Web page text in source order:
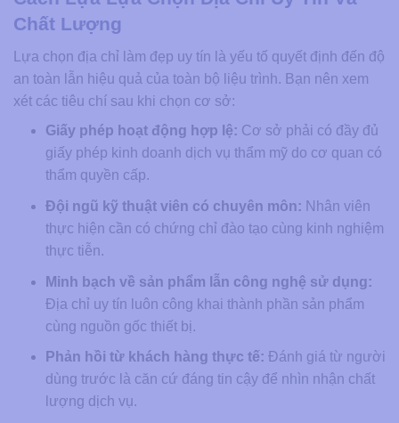
Chất Lượng
Lựa chọn địa chỉ làm đẹp uy tín là yếu tố quyết định đến độ
an toàn lẫn hiệu quả của toàn bộ liệu trình. Bạn nên xem
xét các tiêu chí sau khi chọn cơ sở:
Giấy phép hoạt động hợp lệ: Cơ sở phải có đầy đủ
giấy phép kinh doanh dịch vụ thẩm mỹ do cơ quan có
thẩm quyền cấp.
Đội ngũ kỹ thuật viên có chuyên môn: Nhân viên
thực hiện cần có chứng chỉ đào tạo cùng kinh nghiệm
thực tiễn.
Minh bạch về sản phẩm lẫn công nghệ sử dụng:
Địa chỉ uy tín luôn công khai thành phần sản phẩm
cùng nguồn gốc thiết bị.
Phản hồi từ khách hàng thực tế: Đánh giá từ người
dùng trước là căn cứ đáng tin cậy để nhìn nhận chất
lượng dịch vụ.